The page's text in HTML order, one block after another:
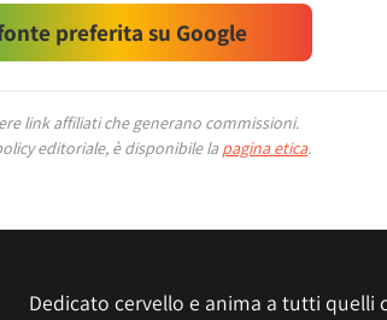
preferita su Google
link affiliati che generano commissioni.
editoriale, è disponibile la pagina etica.
Dedicato cervello e anima a tutti quelli